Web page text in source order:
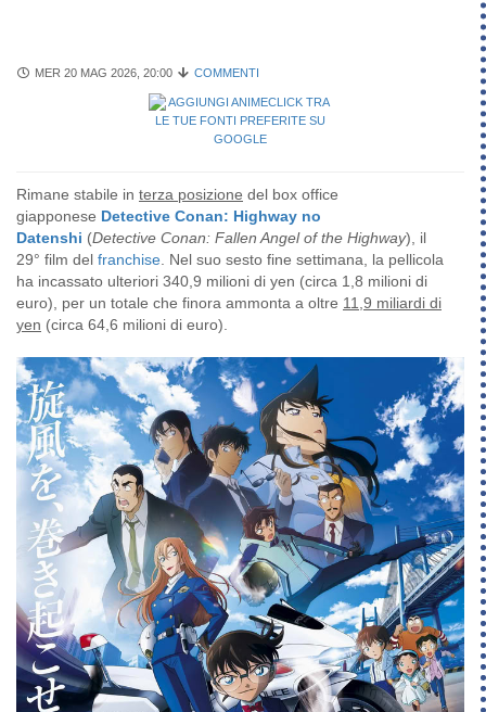
MER 20 MAG 2026, 20:00 COMMENTI
Rimane stabile in terza posizione del box office
giapponese Detective Conan: Highway no
Datenshi (Detective Conan: Fallen Angel of the Highway), il
29° film del franchise . Nel suo sesto fine settimana, la pellicola
ha incassato ulteriori 340,9 milioni di yen (circa 1,8 milioni di
euro), per un totale che finora ammonta a oltre 11,9 miliardi di
yen (circa 64,6 milioni di euro).